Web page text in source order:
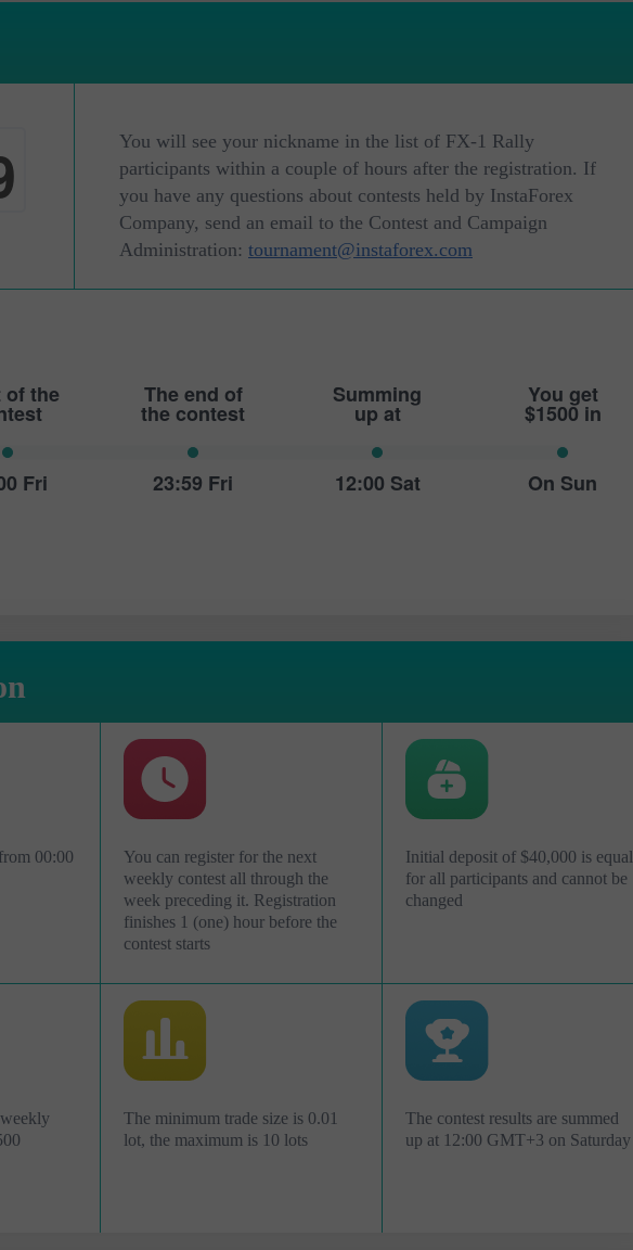
You will see your nickname in the list of FX-1 Rally
participants within a couple of hours after the registration. If
you have any questions about contests held by InstaForex
Company, send an email to the Contest and Campaign
Administration: tournament@instaforex.com
of the
Fri
The end of
the contest
23:59 Fri
Summing
up at
12:00 Sat
You get
$1500 in
On Sun
00:00
You can register for the next
weekly contest all through the
week preceding it. Registration
finishes 1 (one) hour before the
contest starts
Initial deposit of $40,000 is equal
for all participants and cannot be
changed
The minimum trade size is 0.01
lot, the maximum is 10 lots
The contest results are summed
up at 12:00 GMT+3 on Saturday
เปิดบัญชีสาธิต
เปิด